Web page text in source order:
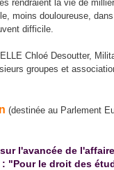
rendraient la vie de
moins douloureuse,
difficile.
Chloé Desoutter,
groupes et
(destinée au Parlement
sur l'avancée de
: "Pour le droit des